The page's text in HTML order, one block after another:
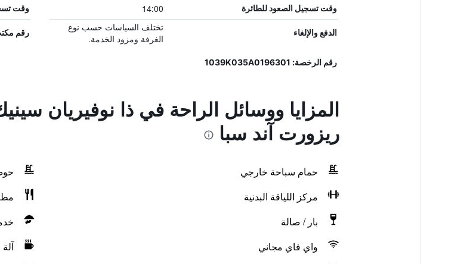
وقت تسجيل الصعود للطائرة 14:00 وقت
الدفع والإلغاء
تختلف السياسات حسب نوع
الغرفة ومزود الخدمة.
رقم
رقم الرخصة: 1039K035A0196301
ريزورت آند سبا
حمام سباحة خارجي
مركز اللياقة البدنية
بار / صالة
واي فاي مجاني